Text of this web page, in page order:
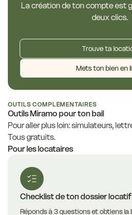
La création de ton compte est
deux clics.
Trouve ta
Mets ton bien en
OUTILS COMPLÉMENTAIRES
Outils Miramo pour ton bail
Pour aller plus loin: simulateurs,
Tous gratuits.
Pour les locataires
Checklist de ton dossier locatif
Réponds à 3 questions et obtiens